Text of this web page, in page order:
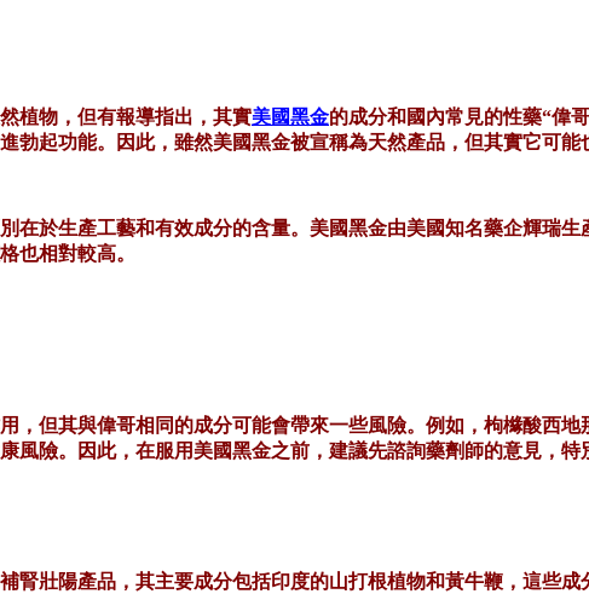
植物，但有報導指出，其實美國黑金的成分和國內常見的性藥“偉
勃起功能。因此，雖然美國黑金被宣稱為天然產品，但其實它可能
在於生產工藝和有效成分的含量。美國黑金由美國知名藥企輝瑞
也相對較高。
，但其與偉哥相同的成分可能會帶來一些風險。例如，枸櫞酸西
風險。因此，在服用美國黑金之前，建議先諮詢藥劑師的意見，特
腎壯陽產品，其主要成分包括印度的山打根植物和黃牛鞭，這些